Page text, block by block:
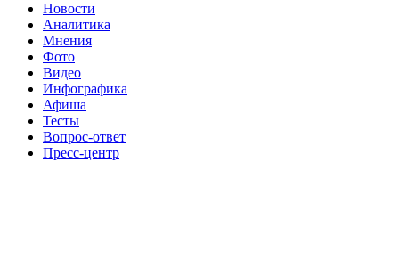
Новости
Аналитика
Мнения
Фото
Видео
Инфографика
Афиша
Тесты
Вопрос-ответ
Пресс-центр